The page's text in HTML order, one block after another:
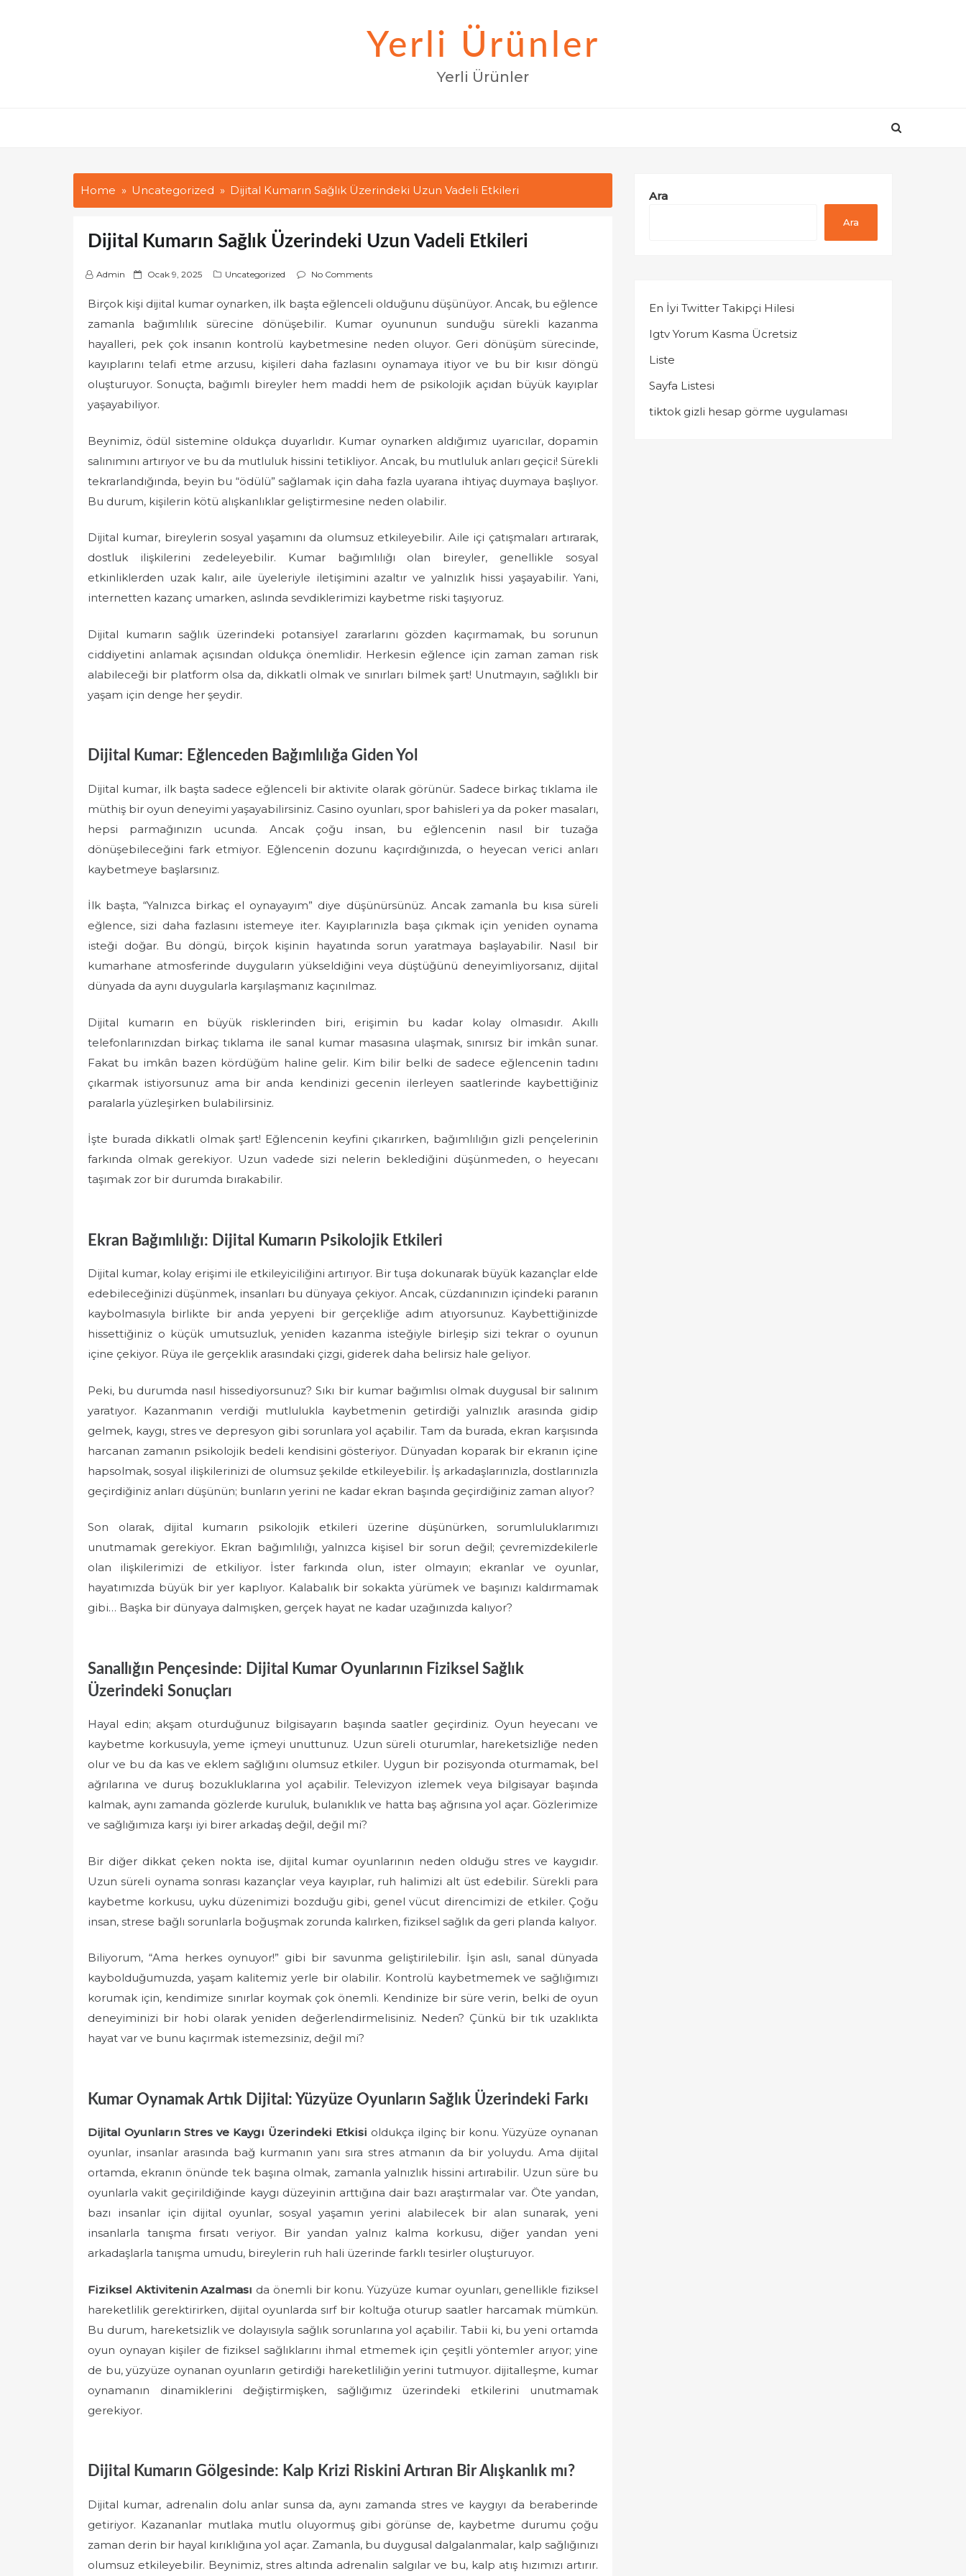
Yerli Ürünler
Yerli Ürünler
Home Uncategorized Dijital Kumarın Sağlık Üzerindeki Uzun Vadeli Etkileri
Dijital Kumarın Sağlık Üzerindeki Uzun Vadeli Etkileri
Admin
P
s
t
d
o
n
Ocak 9, 2025 Uncategorized No Comments
Birçok kişi dijital kumar oynarken, ilk başta eğlenceli olduğunu düşünüyor. Ancak, bu eğlence
zamanla bağımlılık sürecine dönüşebilir. Kumar oyununun sunduğu sürekli kazanma
hayalleri, pek çok insanın kontrolü kaybetmesine neden oluyor. Geri dönüşüm sürecinde,
kayıplarını telafi etme arzusu, kişileri daha fazlasını oynamaya itiyor ve bu bir kısır döngü
oluşturuyor. Sonuçta, bağımlı bireyler hem maddi hem de psikolojik açıdan büyük kayıplar
yaşayabiliyor.
Beynimiz, ödül sistemine oldukça duyarlıdır. Kumar oynarken aldığımız uyarıcılar, dopamin
salınımını artırıyor ve bu da mutluluk hissini tetikliyor. Ancak, bu mutluluk anları geçici! Sürekli
tekrarlandığında, beyin bu “ödülü” sağlamak için daha fazla uyarana ihtiyaç duymaya başlıyor.
Bu durum, kişilerin kötü alışkanlıklar geliştirmesine neden olabilir.
Dijital kumar, bireylerin sosyal yaşamını da olumsuz etkileyebilir. Aile içi çatışmaları artırarak,
dostluk ilişkilerini zedeleyebilir. Kumar bağımlılığı olan bireyler, genellikle sosyal
etkinliklerden uzak kalır, aile üyeleriyle iletişimini azaltır ve yalnızlık hissi yaşayabilir. Yani,
internetten kazanç umarken, aslında sevdiklerimizi kaybetme riski taşıyoruz.
Dijital kumarın sağlık üzerindeki potansiyel zararlarını gözden kaçırmamak, bu sorunun
ciddiyetini anlamak açısından oldukça önemlidir. Herkesin eğlence için zaman zaman risk
alabileceği bir platform olsa da, dikkatli olmak ve sınırları bilmek şart! Unutmayın, sağlıklı bir
yaşam için denge her şeydir.
Dijital Kumar: Eğlenceden Bağımlılığa Giden Yol
Dijital kumar, ilk başta sadece eğlenceli bir aktivite olarak görünür. Sadece birkaç tıklama ile
müthiş bir oyun deneyimi yaşayabilirsiniz. Casino oyunları, spor bahisleri ya da poker masaları,
hepsi parmağınızın ucunda. Ancak çoğu insan, bu eğlencenin nasıl bir tuzağa
dönüşebileceğini fark etmiyor. Eğlencenin dozunu kaçırdığınızda, o heyecan verici anları
kaybetmeye başlarsınız.
İlk başta, “Yalnızca birkaç el oynayayım” diye düşünürsünüz. Ancak zamanla bu kısa süreli
eğlence, sizi daha fazlasını istemeye iter. Kayıplarınızla başa çıkmak için yeniden oynama
isteği doğar. Bu döngü, birçok kişinin hayatında sorun yaratmaya başlayabilir. Nasıl bir
kumarhane atmosferinde duyguların yükseldiğini veya düştüğünü deneyimliyorsanız, dijital
dünyada da aynı duygularla karşılaşmanız kaçınılmaz.
Dijital kumarın en büyük risklerinden biri, erişimin bu kadar kolay olmasıdır. Akıllı
telefonlarınızdan birkaç tıklama ile sanal kumar masasına ulaşmak, sınırsız bir imkân sunar.
Fakat bu imkân bazen kördüğüm haline gelir. Kim bilir belki de sadece eğlencenin tadını
çıkarmak istiyorsunuz ama bir anda kendinizi gecenin ilerleyen saatlerinde kaybettiğiniz
paralarla yüzleşirken bulabilirsiniz.
İşte burada dikkatli olmak şart! Eğlencenin keyfini çıkarırken, bağımlılığın gizli pençelerinin
farkında olmak gerekiyor. Uzun vadede sizi nelerin beklediğini düşünmeden, o heyecanı
taşımak zor bir durumda bırakabilir.
Ekran Bağımlılığı: Dijital Kumarın Psikolojik Etkileri
Dijital kumar, kolay erişimi ile etkileyiciliğini artırıyor. Bir tuşa dokunarak büyük kazançlar elde
edebileceğinizi düşünmek, insanları bu dünyaya çekiyor. Ancak, cüzdanınızın içindeki paranın
kaybolmasıyla birlikte bir anda yepyeni bir gerçekliğe adım atıyorsunuz. Kaybettiğinizde
hissettiğiniz o küçük umutsuzluk, yeniden kazanma isteğiyle birleşip sizi tekrar o oyunun
içine çekiyor. Rüya ile gerçeklik arasındaki çizgi, giderek daha belirsiz hale geliyor.
Peki, bu durumda nasıl hissediyorsunuz? Sıkı bir kumar bağımlısı olmak duygusal bir salınım
yaratıyor. Kazanmanın verdiği mutlulukla kaybetmenin getirdiği yalnızlık arasında gidip
gelmek, kaygı, stres ve depresyon gibi sorunlara yol açabilir. Tam da burada, ekran karşısında
harcanan zamanın psikolojik bedeli kendisini gösteriyor. Dünyadan koparak bir ekranın içine
hapsolmak, sosyal ilişkilerinizi de olumsuz şekilde etkileyebilir. İş arkadaşlarınızla, dostlarınızla
geçirdiğiniz anları düşünün; bunların yerini ne kadar ekran başında geçirdiğiniz zaman alıyor?
Son olarak, dijital kumarın psikolojik etkileri üzerine düşünürken, sorumluluklarımızı
unutmamak gerekiyor. Ekran bağımlılığı, yalnızca kişisel bir sorun değil; çevremizdekilerle
olan ilişkilerimizi de etkiliyor. İster farkında olun, ister olmayın; ekranlar ve oyunlar,
hayatımızda büyük bir yer kaplıyor. Kalabalık bir sokakta yürümek ve başınızı kaldırmamak
gibi… Başka bir dünyaya dalmışken, gerçek hayat ne kadar uzağınızda kalıyor?
Sanallığın Pençesinde: Dijital Kumar Oyunlarının Fiziksel Sağlık
Üzerindeki Sonuçları
Hayal edin; akşam oturduğunuz bilgisayarın başında saatler geçirdiniz. Oyun heyecanı ve
kaybetme korkusuyla, yeme içmeyi unuttunuz. Uzun süreli oturumlar, hareketsizliğe neden
olur ve bu da kas ve eklem sağlığını olumsuz etkiler. Uygun bir pozisyonda oturmamak, bel
ağrılarına ve duruş bozukluklarına yol açabilir. Televizyon izlemek veya bilgisayar başında
kalmak, aynı zamanda gözlerde kuruluk, bulanıklık ve hatta baş ağrısına yol açar. Gözlerimize
ve sağlığımıza karşı iyi birer arkadaş değil, değil mi?
Bir diğer dikkat çeken nokta ise, dijital kumar oyunlarının neden olduğu stres ve kaygıdır.
Uzun süreli oynama sonrası kazançlar veya kayıplar, ruh halimizi alt üst edebilir. Sürekli para
kaybetme korkusu, uyku düzenimizi bozduğu gibi, genel vücut direncimizi de etkiler. Çoğu
insan, strese bağlı sorunlarla boğuşmak zorunda kalırken, fiziksel sağlık da geri planda kalıyor.
Biliyorum, “Ama herkes oynuyor!” gibi bir savunma geliştirilebilir. İşin aslı, sanal dünyada
kaybolduğumuzda, yaşam kalitemiz yerle bir olabilir. Kontrolü kaybetmemek ve sağlığımızı
korumak için, kendimize sınırlar koymak çok önemli. Kendinize bir süre verin, belki de oyun
deneyiminizi bir hobi olarak yeniden değerlendirmelisiniz. Neden? Çünkü bir tık uzaklıkta
hayat var ve bunu kaçırmak istemezsiniz, değil mi?
Kumar Oynamak Artık Dijital: Yüzyüze Oyunların Sağlık Üzerindeki Farkı
Dijital Oyunların Stres ve Kaygı Üzerindeki Etkisi oldukça ilginç bir konu. Yüzyüze oynanan
oyunlar, insanlar arasında bağ kurmanın yanı sıra stres atmanın da bir yoluydu. Ama dijital
ortamda, ekranın önünde tek başına olmak, zamanla yalnızlık hissini artırabilir. Uzun süre bu
oyunlarla vakit geçirildiğinde kaygı düzeyinin arttığına dair bazı araştırmalar var. Öte yandan,
bazı insanlar için dijital oyunlar, sosyal yaşamın yerini alabilecek bir alan sunarak, yeni
insanlarla tanışma fırsatı veriyor. Bir yandan yalnız kalma korkusu, diğer yandan yeni
arkadaşlarla tanışma umudu, bireylerin ruh hali üzerinde farklı tesirler oluşturuyor.
Fiziksel Aktivitenin Azalması da önemli bir konu. Yüzyüze kumar oyunları, genellikle fiziksel
hareketlilik gerektirirken, dijital oyunlarda sırf bir koltuğa oturup saatler harcamak mümkün.
Bu durum, hareketsizlik ve dolayısıyla sağlık sorunlarına yol açabilir. Tabii ki, bu yeni ortamda
oyun oynayan kişiler de fiziksel sağlıklarını ihmal etmemek için çeşitli yöntemler arıyor; yine
de bu, yüzyüze oynanan oyunların getirdiği hareketliliğin yerini tutmuyor. dijitalleşme, kumar
oynamanın dinamiklerini değiştirmişken, sağlığımız üzerindeki etkilerini unutmamak
gerekiyor.
Dijital Kumarın Gölgesinde: Kalp Krizi Riskini Artıran Bir Alışkanlık mı?
Dijital kumar, adrenalin dolu anlar sunsa da, aynı zamanda stres ve kaygıyı da beraberinde
getiriyor. Kazananlar mutlaka mutlu oluyormuş gibi görünse de, kaybetme durumu çoğu
zaman derin bir hayal kırıklığına yol açar. Zamanla, bu duygusal dalgalanmalar, kalp sağlığınızı
olumsuz etkileyebilir. Beynimiz, stres altında adrenalin salgılar ve bu, kalp atış hızımızı artırır.
Ara
Ara
En İyi Twitter Takipçi Hilesi
Igtv Yorum Kasma Ücretsiz
Liste
Sayfa Listesi
tiktok gizli hesap görme uygulaması